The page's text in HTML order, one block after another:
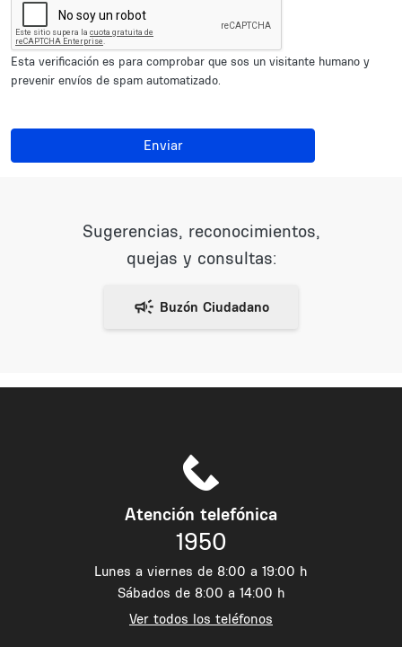
Esta verificación es para comprobar que sos un visitante humano y
prevenir envíos de spam automatizado.
Enviar
Sugerencias, reconocimientos,
quejas y consultas:
Atención telefónica
1950
Lunes a viernes de 8:00 a 19:00 h
Sábados de 8:00 a 14:00 h
Ver todos los teléfonos